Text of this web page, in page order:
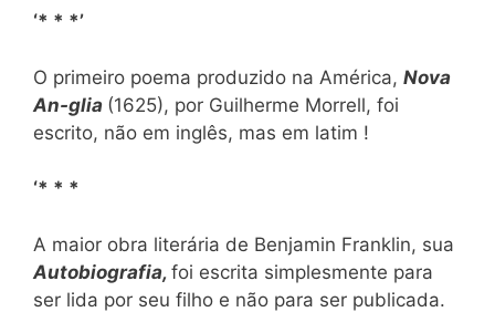
‘* * *’
O primeiro poema produzido na América, Nova
An-glia (1625), por Guilherme Morrell, foi
escrito, não em inglês, mas em latim !
‘* * *
A maior obra literária de Benjamin Franklin, sua
Autobiografia, foi escrita simplesmente para
ser lida por seu filho e não para ser publicada.